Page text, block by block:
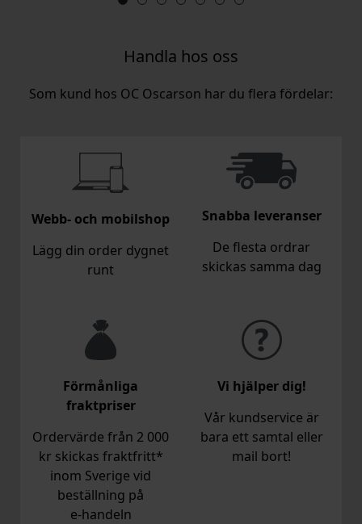
Handla hos oss
Som kund hos OC Oscarson har du flera fördelar:
Webb- och mobilshop
Lägg din order dygnet
runt
Snabba leveranser
De flesta ordrar
skickas samma dag
Förmånliga
fraktpriser
Ordervärde från 2 000
kr skickas fraktfritt*
inom Sverige vid
beställning på
e‑handeln
Vi hjälper dig!
Vår kundservice är
bara ett samtal eller
mail bort!